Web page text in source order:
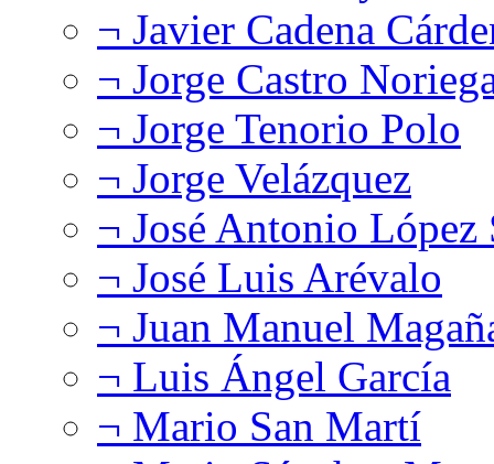
¬ Javier Cadena
¬ Jorge Castro
¬ Jorge Tenorio Polo
¬ Jorge Velázquez
¬ José Antonio López
¬ José Luis Arévalo
¬ Juan Manuel
¬ Luis Ángel García
¬ Mario San Martí